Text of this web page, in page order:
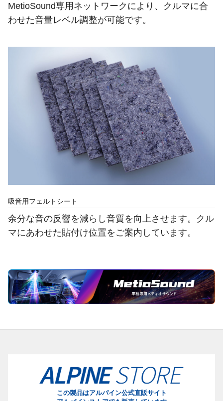
MetioSound専用ネットワークにより、クルマに合
わせた音量レベル調整が可能です。
吸音用フェルトシート
余分な音の反響を減らし音質を向上させます。クル
マにあわせた貼付け位置をご案内しています。
この製品はアルパイン公式直販サイト